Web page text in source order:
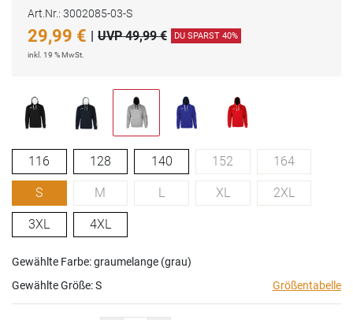
Art.Nr.: 3002085-03-S
29,99 € | UVP 49,99 € DU SPARST 40%
inkl. 19 % MwSt.
116 128 140 152 164
S M L XL 2XL
3XL 4XL
Gewählte Farbe: graumelange (grau)
Gewählte Größe:S Größentabelle